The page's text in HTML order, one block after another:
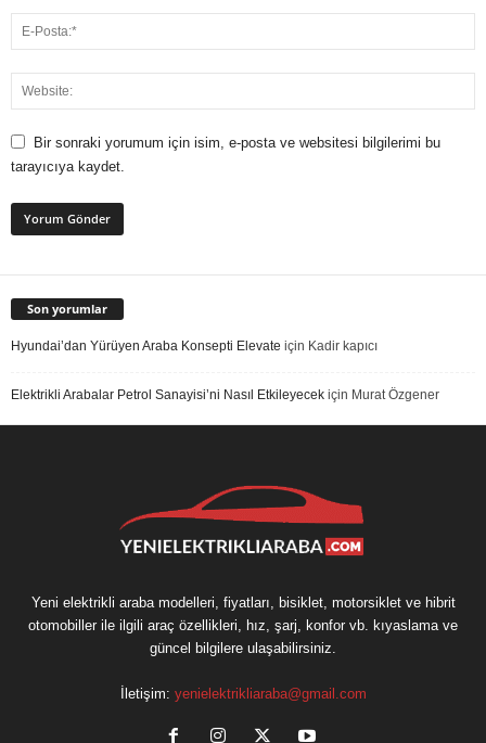
Bir sonraki yorumum için isim, e-posta ve websitesi bilgilerimi bu
tarayıcıya kaydet.
Son yorumlar
Hyundai’dan Yürüyen Araba Konsepti Elevate için Kadir kapıcı
Elektrikli Arabalar Petrol Sanayisi’ni Nasıl Etkileyecek için Murat Özgener
Yeni elektrikli araba modelleri, fiyatları, bisiklet, motorsiklet ve hibrit
otomobiller ile ilgili araç özellikleri, hız, şarj, konfor vb. kıyaslama ve
güncel bilgilere ulaşabilirsiniz.
İletişim: yenielektrikliaraba@gmail.com